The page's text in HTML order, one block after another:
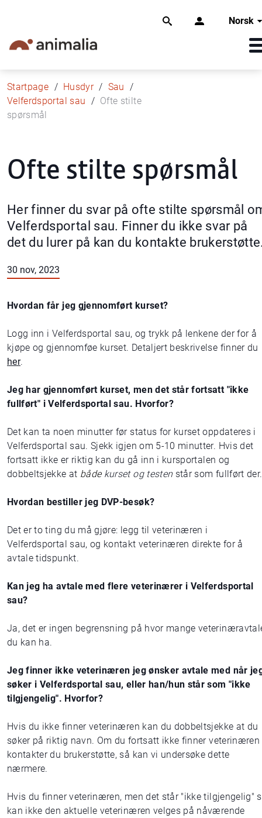
Norsk
Startpage Husdyr
Sau
Velferdsportal sau
Ofte stilte
spørsmål
Ofte stilte spørsmål
Her finner du svar på ofte stilte spørsmål
Velferdsportal sau. Finner du ikke svar på
det du lurer på kan du kontakte
30 nov, 2023
Hvordan får jeg gjennomført kurset?
Logg inn i Velferdsportal sau, og trykk på lenkene der for å
kjøpe og gjennomføe kurset. Detaljert beskrivelse finner du
her.
Jeg har gjennomført kurset, men det står fortsatt "ikke
fullført" i Velferdsportal sau. Hvorfor?
Det kan ta noen minutter før status for kurset oppdateres i
Velferdsportal sau. Sjekk igjen om 5-10 minutter. Hvis det
fortsatt ikke er riktig kan du gå inn i kursportalen og
dobbeltsjekke at både kurset og testen står som fullført
Hvordan bestiller jeg DVP-besøk?
Det er to ting du må gjøre: legg til veterinæren i
Velferdsportal sau, og kontakt veterinæren direkte for å
avtale tidspunkt.
Kan jeg ha avtale med flere veterinærer i Velferdsportal
sau?
Ja, det er ingen begrensning på hvor mange
du kan ha.
Jeg finner ikke veterinæren jeg ønsker avtale med når
søker i Velferdsportal sau, eller han/hun står som "ikke
tilgjengelig". Hvorfor?
Hvis du ikke finner veterinæren kan du dobbeltsjekke at du
søker på riktig navn. Om du fortsatt ikke finner veterinæren
kontakter du brukerstøtte, så kan vi undersøke dette
nærmere.
Hvis du finner veterinæren, men det står "ikke tilgjengelig"
kan ikke den aktuelle veterinæren velges på nåværende